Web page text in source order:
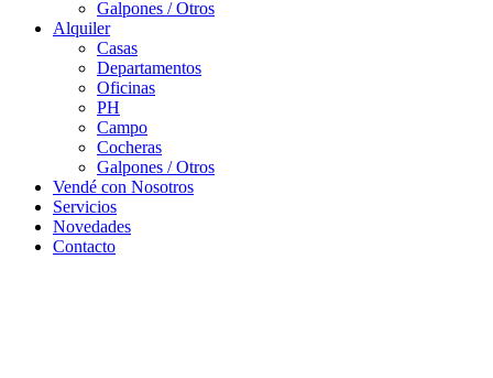
Galpones / Otros
Alquiler
Casas
Departamentos
Oficinas
PH
Campo
Cocheras
Galpones / Otros
Vendé con Nosotros
Servicios
Novedades
Contacto